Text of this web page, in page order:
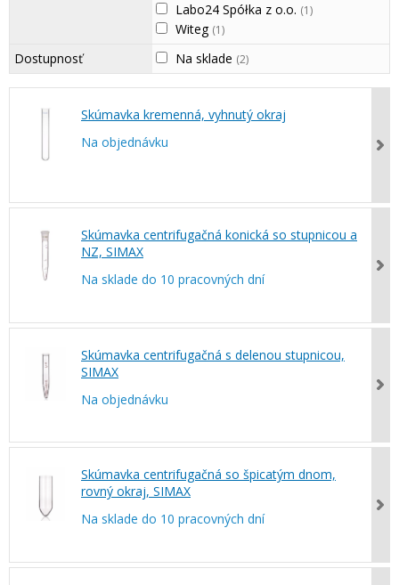
Labo24 Spółka z o.o. (1)
Witeg (1)
Dostupnosť Na sklade (2)
Skúmavka kremenná, vyhnutý okraj
Na objednávku
Skúmavka centrifugačná konická so stupnicou a
NZ, SIMAX
Na sklade do 10 pracovných dní
Skúmavka centrifugačná s delenou stupnicou,
SIMAX
Na objednávku
Skúmavka centrifugačná so špicatým dnom,
rovný okraj, SIMAX
Na sklade do 10 pracovných dní